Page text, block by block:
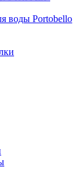
воды Portobello